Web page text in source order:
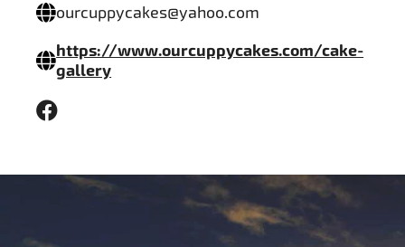
ourcuppycakes@yahoo.com
https://www.ourcuppycakes.com/cake-
gallery